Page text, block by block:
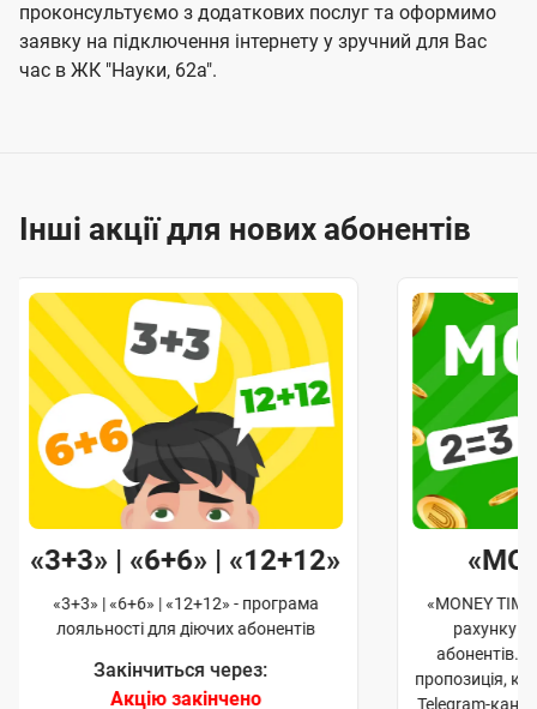
проконсультуємо з додаткових послуг та оформимо
заявку на підключення інтернету у зручний для Вас
час в ЖК "Науки, 62а".
Інші акції для нових абонентів
«3+3» | «6+6» | «12+12»
«3+3» | «6+6» | «12+12» - програма
лояльності для діючих абонентів
Закінчиться через:
Акцію закінчено
«MONEY
рахунку
абонентів.
пропозиція,
Telegram-